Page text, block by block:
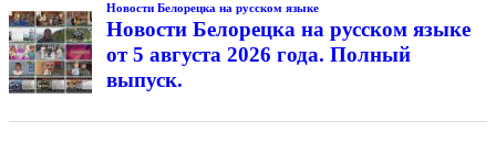
Новости Белорецка на русском языке
Новости Белорецка на русском языке
от 5 августа 2026 года. Полный
выпуск.